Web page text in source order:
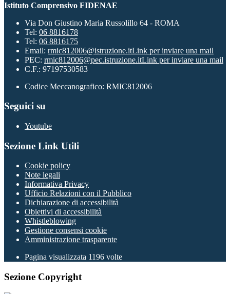
Istituto Comprensivo FIDENAE
Via Don Giustino Maria Russolillo 64 - ROMA
Tel: 06 8816178
Tel: 06 8816175
Email: rmic812006@istruzione.itLink per inviare una mail
PEC: rmic812006@pec.istruzione.itLink per inviare una mail
C.F.: 97197530583
Codice Meccanografico: RMIC812006
Seguici su
Youtube
Sezione Link Utili
Cookie policy
Note legali
Informativa Privacy
Ufficio Relazioni con il Pubblico
Dichiarazione di accessibilità
Obiettivi di accessibilità
Whistleblowing
Gestione consensi cookie
Amministrazione trasparente
Pagina visualizzata 1196 volte
Sezione Copyright